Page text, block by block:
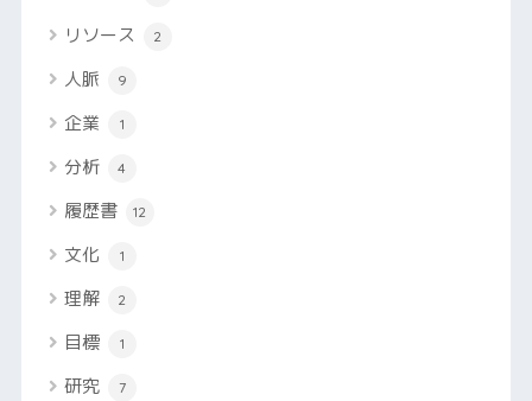
リソース 2
人脈 9
企業 1
分析 4
履歴書 12
文化 1
理解 2
目標 1
研究 7